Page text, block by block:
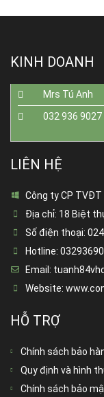
KINH DOANH
Mrs Tú Anh
032 936 9027
LIÊN HỆ
Công ty CP
Địa chỉ: 18 Biệt
Số điện thoại:
Hotline:
Email:
Website:
HỖ TRỢ
Chính sách bảo
Quy định và hình
Chính sách bảo